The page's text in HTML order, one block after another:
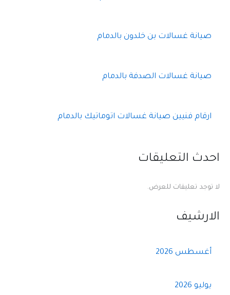
صيانة غسالات بن خلدون بالدمام
صيانة غسالات الصدفة بالدمام
ارقام فنيين صيانة غسالات اتوماتيك بالدمام
احدث التعليقات
لا توجد تعليقات للعرض.
الارشيف
أغسطس 2026
يوليو 2026